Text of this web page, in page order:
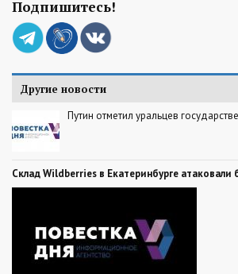
Подпишитесь!
Другие новости
Путин отметил уральцев
Склад Wildberries в Екатеринбурге атаковали